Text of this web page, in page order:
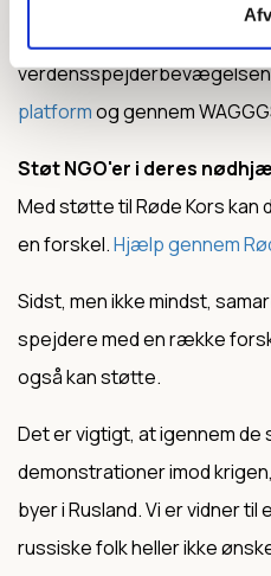
platformog gennem
Støt NGO'er i deres
Med støtte til Røde Kors kan
en forskel.Hjælp gennem
Sidst, men ikke mindst,
spejdere med en række
også kan støtte.
Det er vigtigt, at igennem
demonstrationer imod
byer i Rusland. Vi er vidner
russiske folk heller ikke